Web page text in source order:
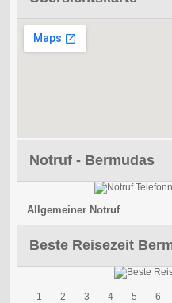
Notruf - Bermudas
Allgemeiner Notruf
Beste Reisezeit
1 2 3 4 5 6